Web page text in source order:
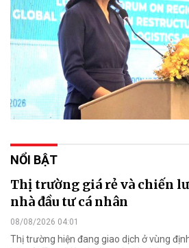
NỔI BẬT
Thị trường giá rẻ và chiến
nhà đầu tư cá nhân
08/08/2026 04:01
Thị trường hiện đang giao dịch ở vùng